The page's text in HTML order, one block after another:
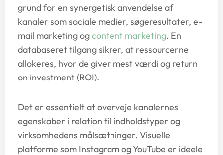
grund for en synergetisk anvendelse af
kanaler som sociale medier, søgeresultater, e-
mail marketing ogcontent marketing. En
databaseret tilgang sikrer, at ressourcerne
allokeres, hvor de giver mest værdi og return
on investment (ROI).
Det er essentielt at overveje kanalernes
egenskaber i relation til indholdstyper og
virksomhedens målsætninger. Visuelle
platforme som Instagram og YouTube er ideele